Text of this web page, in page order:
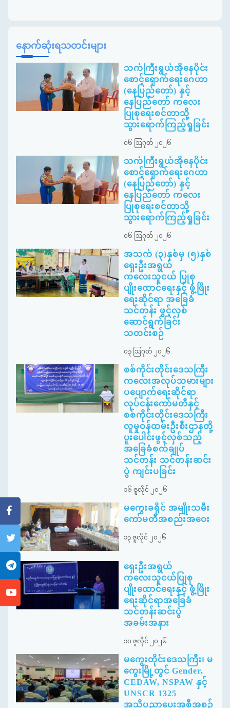
နောက်ဆုံးရသတင်းများ
သက်ကြီးရွယ်အိုနေပိုင်း
စောင့်ရှောက်ရေးဂေဟာ
(နေပြည်တော်) နှင့်
နေပြည်တော် ကလေး
ပြုစုရေးစင်တာသို့
သွားရောက်ကြည့်ရှုခြင်း
၀၆ ဩဂုတ် ၂၀၂၆
သက်ကြီးရွယ်အိုနေပိုင်း
စောင့်ရှောက်ရေးဂေဟာ
(နေပြည်တော်) နှင့်
နေပြည်တော် ကလေး
ပြုစုရေးစင်တာသို့
သွားရောက်ကြည့်ရှုခြင်း
၀၆ ဩဂုတ် ၂၀၂၆
အသက် (၃)နှစ်မှ (၅)နှစ်
ရှေးဦးအရွယ်
ကလေးသူငယ် ပြုစု
ပျိုးထောင်ရေးနှင့် ဖွံ့ဖြိုး
ရေးဆိုင်ရာ အခြေခံ
သင်တန်း ဖွင့်လှစ်
ဆောင်ရွက်ခြင်း
သတင်းစဉ်
၀၃ ဩဂုတ် ၂၀၂၆
စစ်ကိုင်းတိုင်းဒေသကြီး
ကလေးအလုပ်သမားများ
ပပျောက်ရေးဆိုင်ရာ
လုပ်ငန်းကော်မတီနှင့်
စစ်ကိုင်းတိုင်းဒေသကြီး
လူမှုဝန်ထမ်းဦးစီးဌာနတို့
ပူးပေါင်းဖွင့်လှစ်သည့်
အခြေခံစက်ချုပ်
သင်တန်း သင်တန်းဆင်း
ပွဲ ကျင်းပခြင်း
၁၆ ဇူလိုင် ၂၀၂၆
မကွေးခရိုင် အမျိုးသမီး
ကော်မတီအစည်းအဝေး
၁၃ ဇူလိုင် ၂၀၂၆
ရှေးဦးအရွယ်
ကလေးသူငယ်ပြုစု
ပျိုးထောင်ရေးနှင့် ဖွံ့ဖြိုး
ရေးဆိုင်ရာအခြေခံ
သင်တန်းဆင်းပွဲ
အခမ်းအနား
၁၀ ဇူလိုင် ၂၀၂၆
မကွေးတိုင်းဒေသကြီး၊ မ
ကွေးမြို့တွင် Gender,
CEDAW, NSPAW နှင့်
UNSCR 1325
အသိပညာပေးအစီအစဉ်